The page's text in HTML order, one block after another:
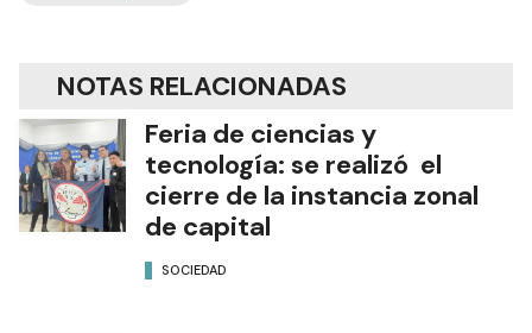
NOTAS RELACIONADAS
Feria de ciencias y
tecnología: se realizó el
cierre de la instancia zonal
de capital
SOCIEDAD